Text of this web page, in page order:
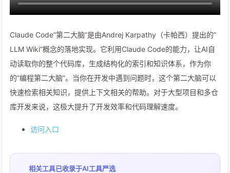
Claude Code”第二大脑”是由Andrej Karpathy（卡帕西）提出的”
LLM Wiki”概念的落地实现。它利用Claude Code的能力，让AI自
动读取你的整个代码库，生成结构化的索引和知识体系，作为你
的”编程第二大脑”。当你在开发中遇到问题时，这个第二大脑可以
快速检索相关知识，提供上下文相关的帮助。对于大型项目和多仓
库开发来说，这极大提升了开发效率和代码理解速度。
访问入口
相关工具已收录于AI工具严选